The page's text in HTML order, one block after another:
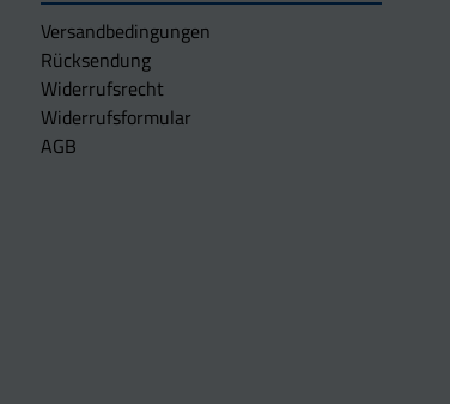
Versandbedingungen
Rücksendung
Widerrufsrecht
Widerrufsformular
AGB